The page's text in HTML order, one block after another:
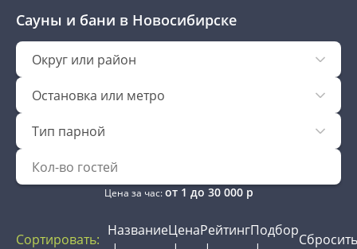
Сауны и бани в Новосибирске
Округ или район
Остановка или метро
Тип парной
Цена за час:от 1 до 30 000р
Сортировать:
НазваниеЦенаРейтингПодбор
Сбросить